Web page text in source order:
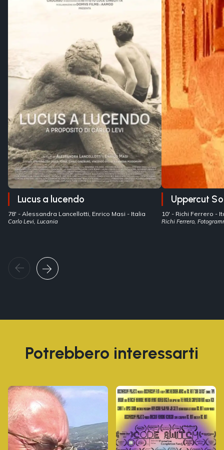
Lucus a lucendo
78' - Alessandra Lancellotti, Enrico Masi - Italia
Carlo Levi, Lucania
Uppercut
10' - Richi Ferrero -
Richi Ferrero,
Potrebbero interessarti